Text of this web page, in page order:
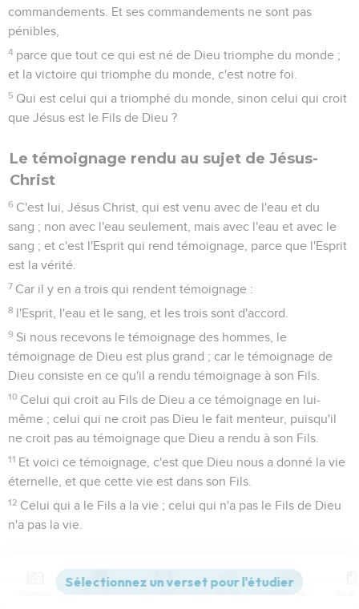
commandements. Et ses commandements ne sont pas
pénibles,
4 parce que tout ce qui est né de Dieu triomphe du monde ;
et la victoire qui triomphe du monde, c'est notre foi.
5 Qui est celui qui a triomphé du monde, sinon celui qui croit
que Jésus est le Fils de Dieu ?
Le témoignage rendu au sujet de Jésus-
Christ
6 C'est lui, Jésus Christ, qui est venu avec de l'eau et du
sang ; non avec l'eau seulement, mais avec l'eau et avec le
sang ; et c'est l'Esprit qui rend témoignage, parce que l'Esprit
est la vérité.
7 Car il y en a trois qui rendent témoignage :
8 l'Esprit, l'eau et le sang, et les trois sont d'accord.
9 Si nous recevons le témoignage des hommes, le
témoignage de Dieu est plus grand ; car le témoignage de
Dieu consiste en ce qu'il a rendu témoignage à son Fils.
10 Celui qui croit au Fils de Dieu a ce témoignage en lui-
même ; celui qui ne croit pas Dieu le fait menteur, puisqu'il
ne croit pas au témoignage que Dieu a rendu à son Fils.
11 Et voici ce témoignage, c'est que Dieu nous a donné la vie
éternelle, et que cette vie est dans son Fils.
12 Celui qui a le Fils a la vie ; celui qui n'a pas le Fils de Dieu
n'a pas la vie.
La vie éternelle
Je vous ai écrit ces choses, afin que vous sachiez que
Versions Commentaires Strong